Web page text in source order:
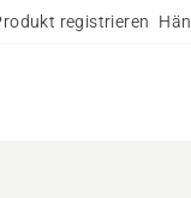
registrieren